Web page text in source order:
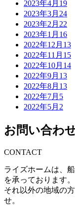
2023年4月 19
2023年3月 24
2023年2月 22
2023年1月 16
2022年12月 13
2022年11月 15
2022年10月 14
2022年9月 13
2022年8月 13
2022年7月 5
2022年5月 2
お問い合わ
CONTACT
ライズホームは、
を承っております。
それ以外の地域の
せ。